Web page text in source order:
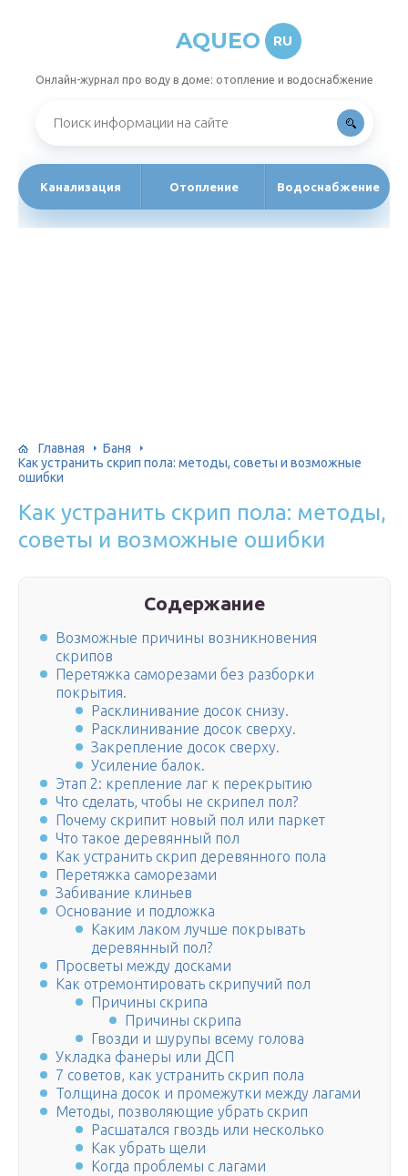
AQUEO RU
Онлайн-журнал про воду в доме: отопление и водоснабжение
Канализация Отопление Водоснабжение
Главная
Баня
Как устранить скрип пола: методы, советы и возможные
ошибки
Как устранить скрип пола: методы,
советы и возможные ошибки
Содержание
Возможные причины возникновения
скрипов
Перетяжка саморезами без разборки
покрытия.
Расклинивание досок снизу.
Расклинивание досок сверху.
Закрепление досок сверху.
Усиление балок.
Этап 2: крепление лаг к перекрытию
Что сделать, чтобы не скрипел пол?
Почему скрипит новый пол или паркет
Что такое деревянный пол
Как устранить скрип деревянного пола
Перетяжка саморезами
Забивание клиньев
Основание и подложка
Каким лаком лучше покрывать
деревянный пол?
Просветы между досками
Как отремонтировать скрипучий пол
Причины скрипа
Причины скрипа
Гвозди и шурупы всему голова
Укладка фанеры или ДСП
7 советов, как устранить скрип пола
Толщина досок и промежутки между лагами
Методы, позволяющие убрать скрип
Расшатался гвоздь или несколько
Как убрать щели
Когда проблемы с лагами